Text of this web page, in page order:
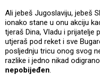
Ali jebeš Jugoslaviju, jebeš
ionako stane u onu akciju
tjeraš Dina, Vladu i prijatelje
utjeraš pod reket i sve
posljednju tricu onog svog
razlike i jedno nikad
nepobijeđen.